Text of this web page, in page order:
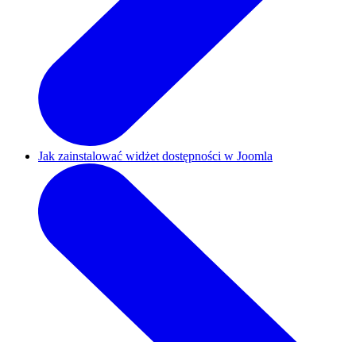
Jak zainstalować widżet dostępności w Joomla